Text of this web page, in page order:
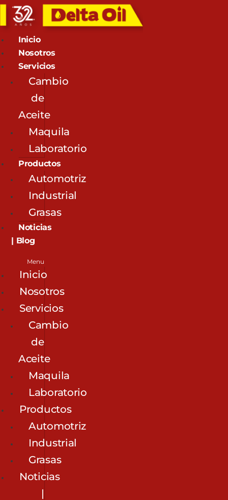
Inicio
Nosotros
Servicios
Cambio
de
Aceite
Maquila
Laboratorio
Productos
Automotriz
Industrial
Grasas
Noticias
| Blog
Menu
Inicio
Nosotros
Servicios
Cambio
de
Aceite
Maquila
Laboratorio
Productos
Automotriz
Industrial
Grasas
Noticias
|